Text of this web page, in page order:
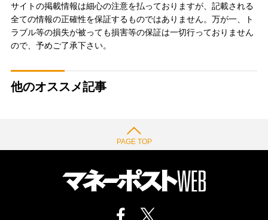
サイトの掲載情報は細心の注意を払っておりますが、記載される
全ての情報の正確性を保証するものではありません。万が一、ト
ラブル等の損失が被っても損害等の保証は一切行っておりません
ので、予めご了承下さい。
他のオススメ記事
PAGE TOP